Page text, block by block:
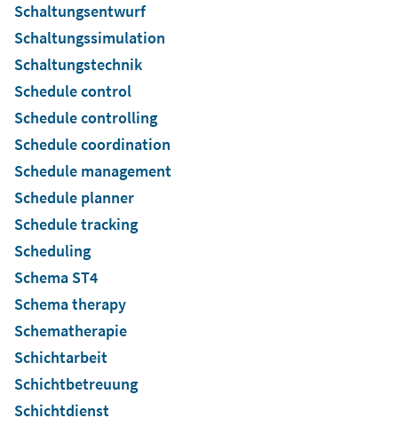
Schaltungsentwurf
Schaltungssimulation
Schaltungstechnik
Schedule control
Schedule controlling
Schedule coordination
Schedule management
Schedule planner
Schedule tracking
Scheduling
Schema ST4
Schema therapy
Schematherapie
Schichtarbeit
Schichtbetreuung
Schichtdienst